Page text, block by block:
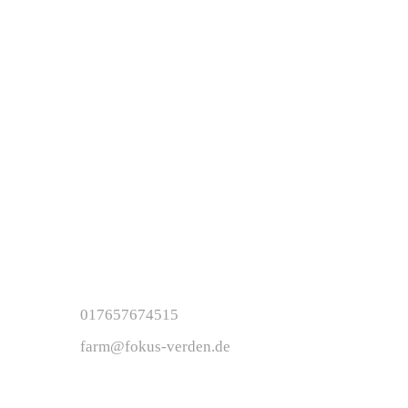
017657674515
farm@fokus-verden.de